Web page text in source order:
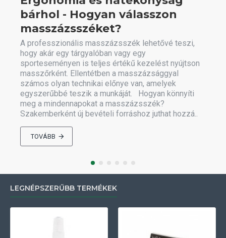
bárhol - Hogyan válasszon
masszázsszéket?
A professzionális masszázsszék lehetővé teszi,
hogy akár egy tárgyalóban vagy egy
sporteseményen is teljes értékű kezelést nyújtson
masszőrként. Ellentétben a masszázsággyal
számos olyan technikai előnye van, amelyek
egyszerűbbé teszik a munkáját. Hogyan könnyíti
meg a mindennapokat a masszázsszék?
Szakemberként új bevételi forráshoz juthat hozzá..
TOVÁBB
LEGNÉPSZERŰBB TERMÉKEK